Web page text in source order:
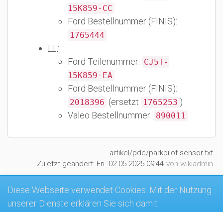
15K859-CC
Ford Bestellnummer (FINIS):
1765444
FL :
Ford Teilenummer: CJ5T-
15K859-EA
Ford Bestellnummer (FINIS):
2018396 (ersetzt 1765253 )
Valeo Bestellnummer: 890011
artikel/pdc/parkpilot-sensor.txt
Zuletzt geändert: Fri. 02.05.2025 09:44 von wikiadmin
MK4-Wiki
Diese Webseite verwendet Cookies. Mit der Nutzung
unserer Dienste erklären Sie sich damit